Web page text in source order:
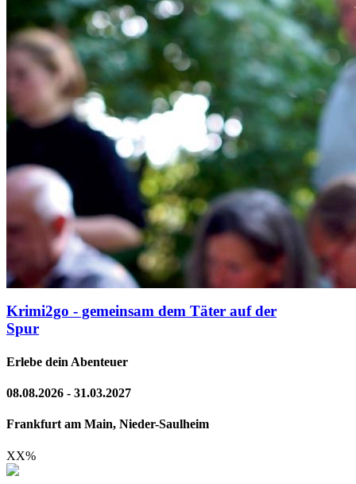
Krimi2go - gemeinsam dem Täter auf der
Spur
Erlebe dein Abenteuer
08.08.2026 - 31.03.2027
Frankfurt am Main, Nieder-Saulheim
XX%